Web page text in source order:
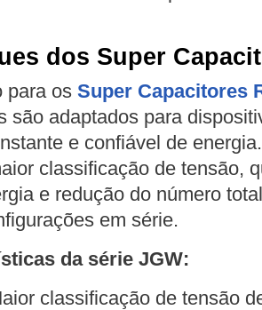
dos Super
para os Super Capacitores
são adaptados para
e confiável de
classificação de tensão,
e redução do número
em série.
da série JGW:
de tensão de